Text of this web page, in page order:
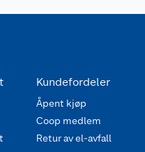
Kundefordeler
Åpent kjøp
Coop medlem
Retur av el-avfall